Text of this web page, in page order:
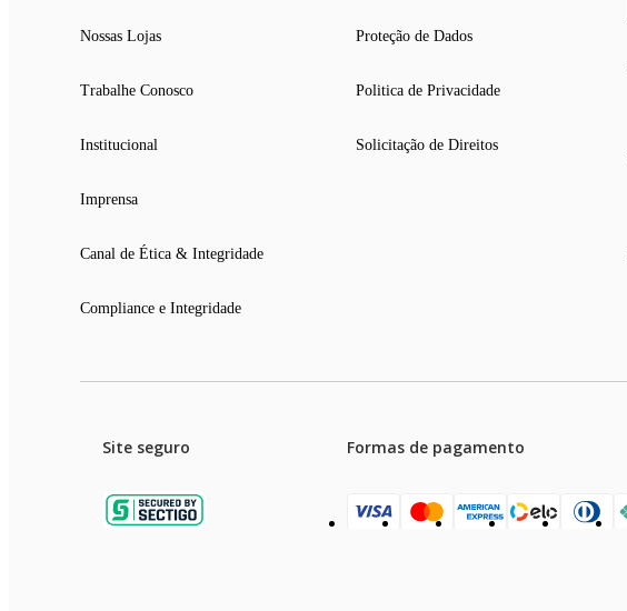
Nossas Lojas
Trabalhe Conosco
Institucional
Imprensa
Canal de Ética & Integridade
Compliance e Integridade
Proteção de Dados
Politica de Privacidade
Solicitação de Direitos
Site seguro Formas de pagamento